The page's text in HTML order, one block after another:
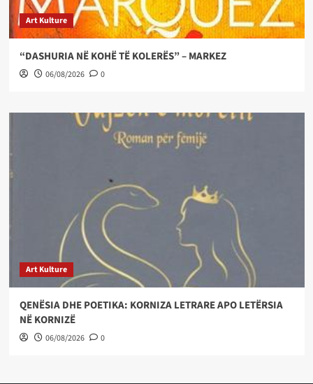
Art Kulture
“DASHURIA NË KOHË TË KOLERËS” – MARKEZ
06/08/2026 0
Art Kulture
QENËSIA DHE POETIKA: KORNIZA LETRARE APO LETËRSIA
NË KORNIZË
06/08/2026 0